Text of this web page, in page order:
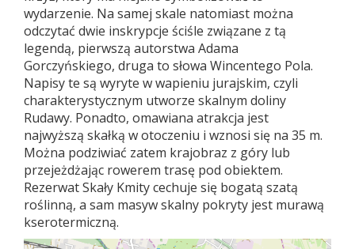
wydarzenie. Na samej skale natomiast można
odczytać dwie inskrypcje ściśle związane z tą
legendą, pierwszą autorstwa Adama
Gorczyńskiego, druga to słowa Wincentego Pola.
Napisy te są wyryte w wapieniu jurajskim, czyli
charakterystycznym utworze skalnym doliny
Rudawy. Ponadto, omawiana atrakcja jest
najwyższą skałką w otoczeniu i wznosi się na 35 m.
Można podziwiać zatem krajobraz z góry lub
przejeżdżając rowerem trasę pod obiektem.
Rezerwat Skały Kmity cechuje się bogatą szatą
roślinną, a sam masyw skalny pokryty jest murawą
kserotermiczną.